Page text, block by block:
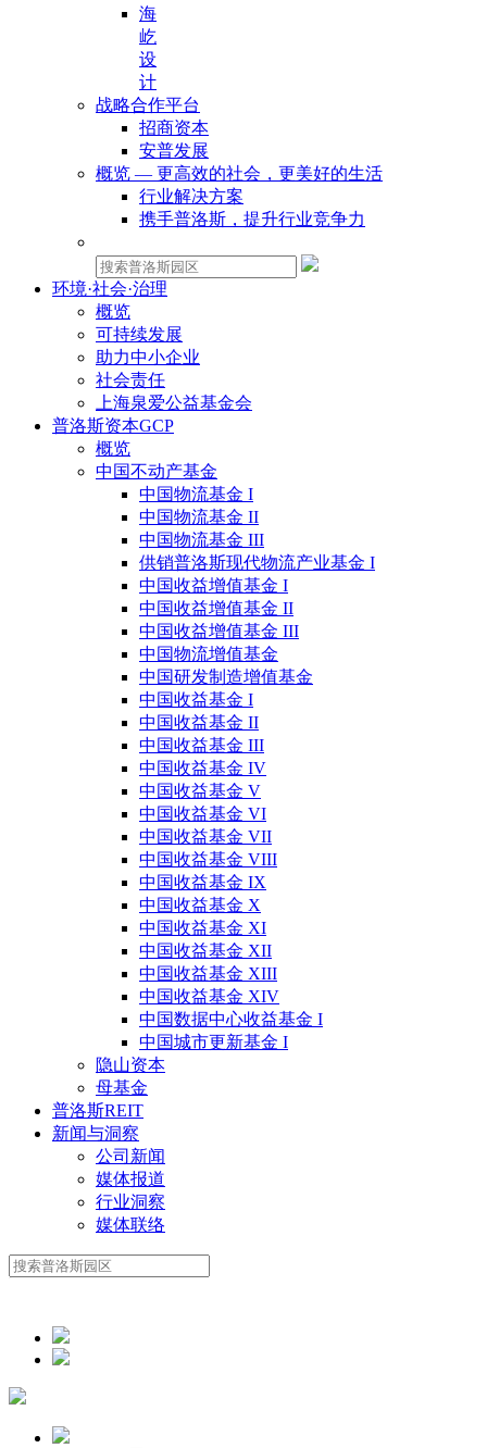
海
屹
设
计
战略合作平台
招商资本
安普发展
概览 — 更高效的社会，更美好的生活
行业解决方案
携手普洛斯，提升行业竞争力
环境·社会·治理
概览
可持续发展
助力中小企业
社会责任
上海泉爱公益基金会
普洛斯资本GCP
概览
中国不动产基金
中国物流基金 I
中国物流基金 II
中国物流基金 III
供销普洛斯现代物流产业基金 I
中国收益增值基金 I
中国收益增值基金 II
中国收益增值基金 III
中国物流增值基金
中国研发制造增值基金
中国收益基金 I
中国收益基金 II
中国收益基金 III
中国收益基金 IV
中国收益基金 V
中国收益基金 VI
中国收益基金 VII
中国收益基金 VIII
中国收益基金 IX
中国收益基金 X
中国收益基金 XI
中国收益基金 XII
中国收益基金 XIII
中国收益基金 XIV
中国数据中心收益基金 I
中国城市更新基金 I
隐山资本
母基金
普洛斯REIT
新闻与洞察
公司新闻
媒体报道
行业洞察
媒体联络